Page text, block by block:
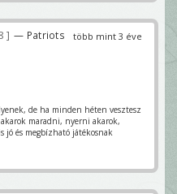
több mint 3 éve
— Patriots
de ha minden héten vesztesz
maradni, nyerni akarok,
jó és megbízható játékosnak